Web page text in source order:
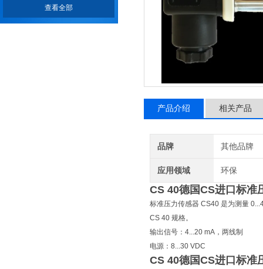
查看全部
产品介绍 相关产品
品牌 其他品牌
应用领域 环保
CS 40德国CS进口标准
标准压力传感器 CS40 是为测量
CS 40 规格。
输出信号：4...20 mA，两线制
电源：8...30 VDC
CS 40德国CS进口标准